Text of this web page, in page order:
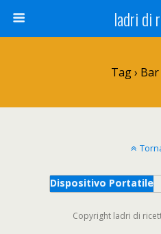
ladri di
Tag ›
Dispositivo Portatile
Copyright ladri di